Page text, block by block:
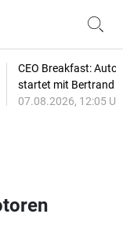
CEO Breakfast:
startet mit Bertrand
07.08.2026, 12:05